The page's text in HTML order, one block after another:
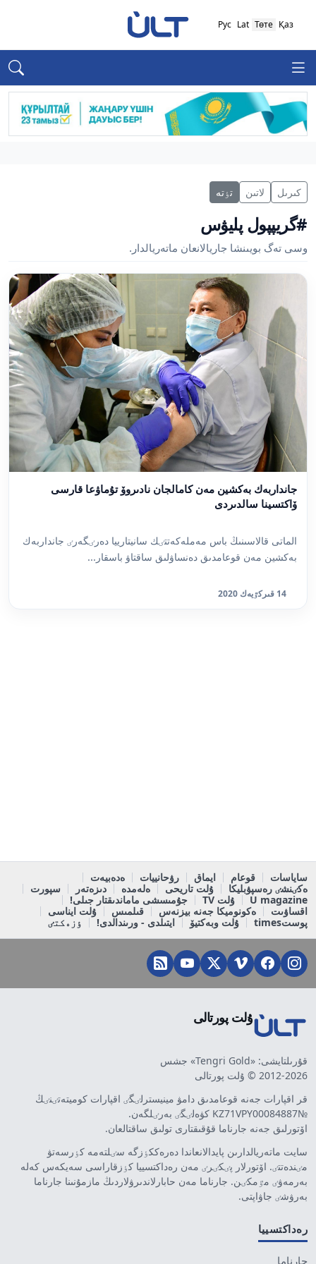
Қаз
Төте
Lat
Рус
كىرىل لاتىن تٶتە
#گريپپول پليۋس
وسى تەگ بويىنشا جاريالانعان ماتەريالدار.
جانداربەك بەكشين مەن كامالجان نادىروۆ تۇماۋعا قارسى
ۆاكتسينا سالدىردى
الماتى قالاسىنىڭ باس مەملەكەتتٸك سانيتارييا دەرٸگەرٸ جانداربەك
بەكشين مەن قوعامدىق دەنساۋلىق ساقتاۋ باسقار...
14 قىركٷيەك 2020
ساياسات قوعام ايماق رۋحانييات
ەدەبيەت
ەكٸنشٸ رەسپۋبليكا
ۇلت تاريحى ەلەمدە دىزەتەر
سپورت
U magazine
ۇلت TV
جۇمىسشى ماماندىقتار جىلى!
اقساۋىت
ەكونوميكا جەنە بيزنەس قىلمىس
ۇلت ايناسى
پوستtimes
ۇلت وبەكتيۆ ايتىلدى - ورىندالدى! ٶزەكتٸ
ۇلت پورتالى
قۇرىلتايشى: «Tengri Gold» جشس
2012-2026 © ۇلت پورتالى
قر اقپارات جەنە قوعامدىق دامۋ مينيسترلٸگٸ اقپارات كوميتەتٸنٸڭ
№KZ71VPY00084887 كۋەلٸگٸ بەرٸلگەن.
اۆتورلىق جەنە جارناما قۇقىقتارى تولىق ساقتالعان.
سايت ماتەريالدارىن پايدالانعاندا دەرەككٶزگە سٸلتەمە كٶرسەتۋ
مٸندەتتٸ. اۆتورلار پٸكٸرٸ مەن رەداكتسييا كٶزقاراسى سەيكەس كەلە
بەرمەۋٸ مٷمكٸن. جارناما مەن حابارلاندىرۋلاردىڭ مازمۇنىنا جارناما
بەرۋشٸ جاۋاپتى.
رەداكتسييا
جارناما